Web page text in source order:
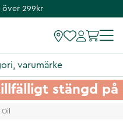
över 299kr
stängd